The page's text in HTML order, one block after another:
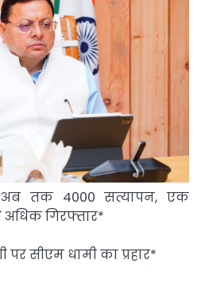
तक 4000 सत्यापन, एक
गिरफ्तार*
सीएम धामी का प्रहार*